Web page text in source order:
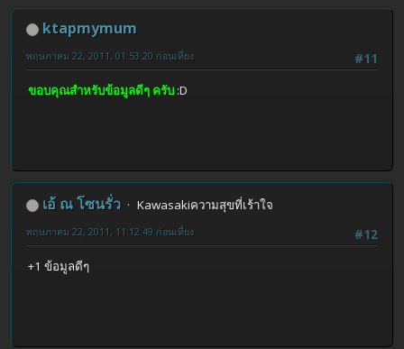
ktapmymum
#11
พฤษภาคม 22, 2011, 01:53:20 ก่อนเที่ยง
ขอบคุณสำหรับข้อมูลดีๆ ครับ :D
เอ้ ณ โซนรั่ว
Kawasakiความสุขที่เร้าใจ
#12
พฤษภาคม 22, 2011, 11:12:49 ก่อนเที่ยง
+1 ข้อมูลดีๆ